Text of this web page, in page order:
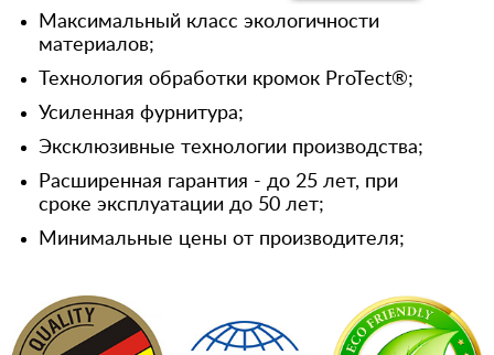
Максимальный класс экологичности
материалов;
Технология обработки кромок ProTect®;
Усиленная фурнитура;
Эксклюзивные технологии производства;
Расширенная гарантия - до 25 лет, при
сроке эксплуатации до 50 лет;
Минимальные цены от производителя;